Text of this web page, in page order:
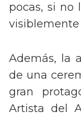
pocas, si no
visiblemente
Además, la
de una
gran
Artista del